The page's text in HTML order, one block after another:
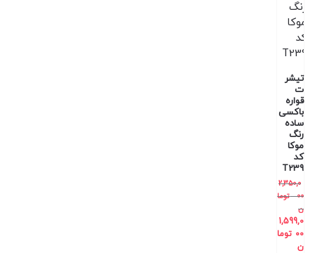
تیشر
ت
قواره
باکسی
ساده
رنگ
موکا
کد
T239
2,350,0
00
توما
ن
1,599,0
00 توما
ن